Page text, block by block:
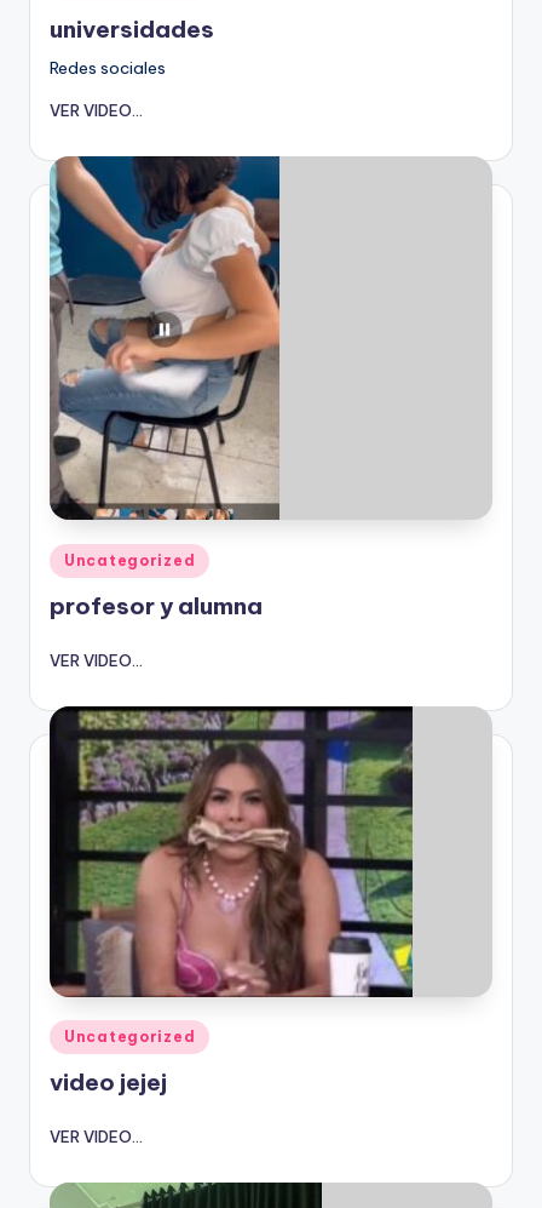
en
universidades
Redes sociales
VER VIDEO...
Publicado
en
Uncategorized
profesor y alumna
VER VIDEO...
Publicado
en
Uncategorized
video jejej
VER VIDEO...